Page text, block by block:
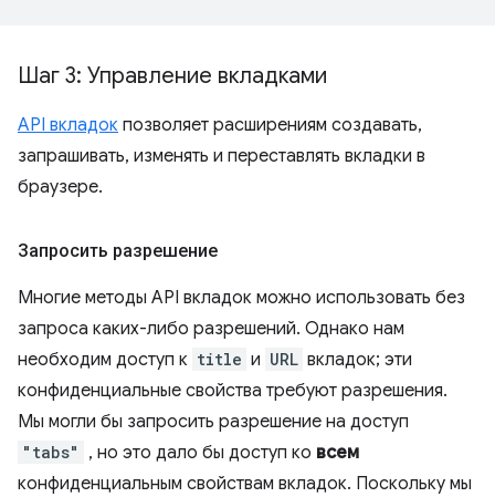
Шаг 3: Управление вкладками
API вкладок позволяет расширениям создавать,
запрашивать, изменять и переставлять вкладки в
браузере.
Запросить разрешение
Многие методы API вкладок можно использовать без
запроса каких-либо разрешений. Однако нам
необходим доступ к title и URL вкладок; эти
конфиденциальные свойства требуют разрешения.
Мы могли бы запросить разрешение на доступ
"tabs" , но это дало бы доступ ко всем
конфиденциальным свойствам вкладок. Поскольку мы